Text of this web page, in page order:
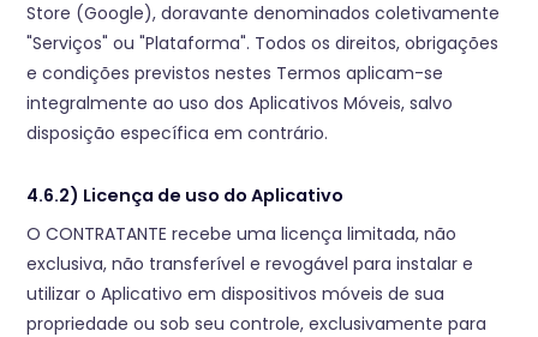
Store (Google), doravante denominados coletivamente
"Serviços" ou "Plataforma". Todos os direitos, obrigações
e condições previstos nestes Termos aplicam-se
integralmente ao uso dos Aplicativos Móveis, salvo
disposição específica em contrário.
4.6.2) Licença de uso do Aplicativo
O CONTRATANTE recebe uma licença limitada, não
exclusiva, não transferível e revogável para instalar e
utilizar o Aplicativo em dispositivos móveis de sua
propriedade ou sob seu controle, exclusivamente para